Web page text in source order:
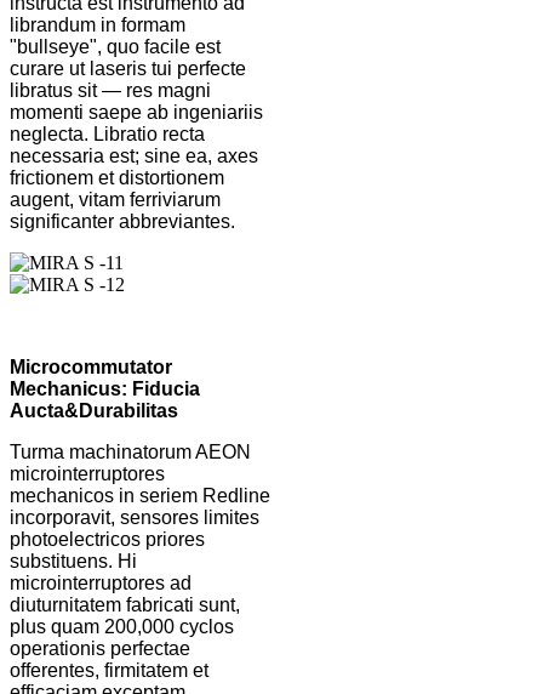
librandum in formam
"bullseye", quo facile est
curare ut laseris tui perfecte
libratus sit — res magni
momenti saepe ab ingeniariis
neglecta. Libratio recta
necessaria est; sine ea, axes
frictionem et distortionem
augent, vitam ferriviarum
significanter abbreviantes.
Microcommutator
Mechanicus: Fiducia
Aucta& Durabilitas
Turma machinatorum AEON
microinterruptores
mechanicos in seriem Redline
incorporavit, sensores limites
photoelectricos priores
substituens. Hi
microinterruptores ad
diuturnitatem fabricati sunt,
plus quam 200,000 cyclos
operationis perfectae
offerentes, firmitatem et